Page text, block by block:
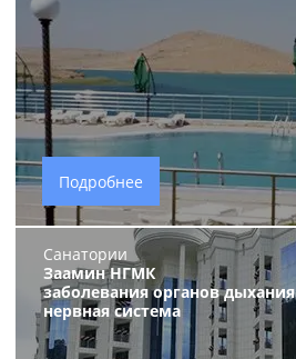
Подробнее
Санатории
Заамин НГМК
заболевания органов дыхания
нервная система